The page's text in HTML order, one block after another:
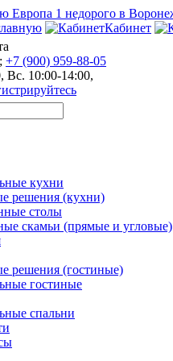
Кабинет
; +7 (900) 959-88-05
Вс. 10:00-14:00,
кухни
решения (кухни)
столы
скамьи (прямые и угловые)
решения (гостиные)
гостиные
спальни